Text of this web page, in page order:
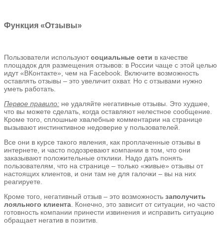
Функция «Отзывы»
Пользователи используютсоциальные сети в качестве
площадок для размещения отзывов: в России чаще с этой целью
идут «ВКонтакте», чем на Facebook. Включите возможность
оставлять отзывы – это увеличит охват. Но с отзывами нужно
уметь работать.
Первое правило: не удаляйте негативные отзывы. Это худшее,
что вы можете сделать, когда оставляют нелестное сообщение.
Кроме того, сплошные хвалебные комментарии на странице
вызывают инстинктивное недоверие у пользователей.
Все они в курсе такого явления, как проплаченные отзывы в
интернете, и часто подозревают компании в том, что они
заказывают положительные отклики. Надо дать понять
пользователям, что на странице – только «живые» отзывы от
настоящих клиентов, и они там не для галочки – вы на них
реагируете.
Кроме того, негативный отзыв – это возможность заполучить
лояльного клиента . Конечно, это зависит от ситуации, но часто
готовность компании принести извинения и исправить ситуацию
обращает негатив в позитив.